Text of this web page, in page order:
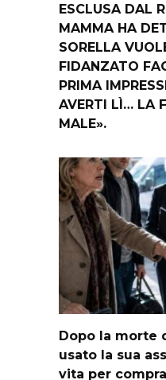
ESCLUSA DAL
MAMMA HA
SORELLA
FIDANZATO
PRIMA
AVERTI LÌ… LA
MALE».
Dopo la morte
usato la sua
vita per